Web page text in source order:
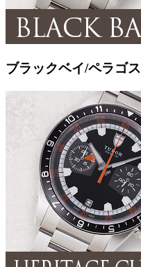
ブラックベイ/ペラゴ